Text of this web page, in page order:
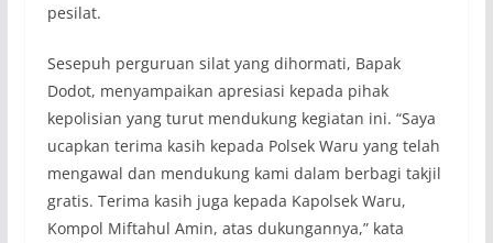
pesilat.
Sesepuh perguruan silat yang dihormati, Bapak
Dodot, menyampaikan apresiasi kepada pihak
kepolisian yang turut mendukung kegiatan ini. “Saya
ucapkan terima kasih kepada Polsek Waru yang telah
mengawal dan mendukung kami dalam berbagi takjil
gratis. Terima kasih juga kepada Kapolsek Waru,
Kompol Miftahul Amin, atas dukungannya,” kata